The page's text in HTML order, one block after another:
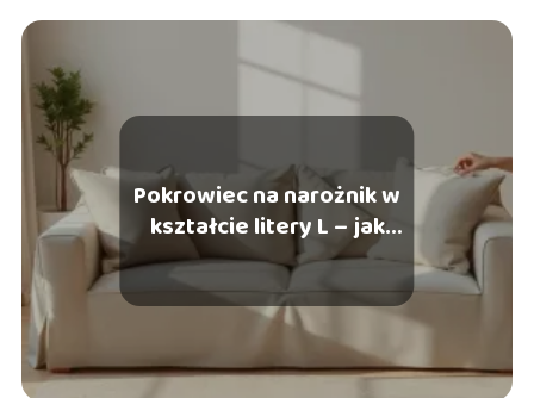
Pokrowiec na narożnik w
kształcie litery L – jak
dobrać rozmiar?